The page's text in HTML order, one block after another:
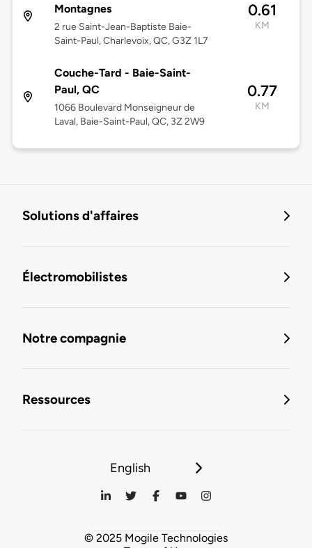
Montagnes
2 rue Saint-Jean-Baptiste Baie-
Saint-Paul, Charlevoix, QC, G3Z 1L7
0.61
KM
Couche-Tard - Baie-Saint-
Paul, QC
1066 Boulevard Monseigneur de
Laval, Baie-Saint-Paul, QC, 3Z 2W9
0.77
KM
Solutions d'affaires
Électromobilistes
Notre compagnie
Ressources
English
© 2025 Mogile Technologies